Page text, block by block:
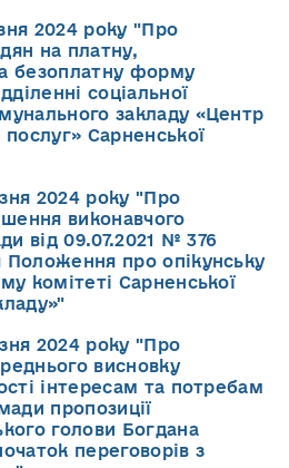
2024 року "Про
на платну,
безоплатну форму
соціальної
закладу «Центр
Сарненської
2024 року "Про
виконавчого
від 09.07.2021 № 376
про опікунську
комітеті Сарненської
2024 року "Про
висновку
інтересам та потребам
пропозиції
голови Богдана
переговорів з